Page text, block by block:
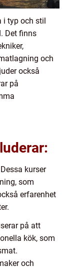
i typ och stil
Det finns
och
också
på
kurser
som
erfarenhet
på att
kök, som
och